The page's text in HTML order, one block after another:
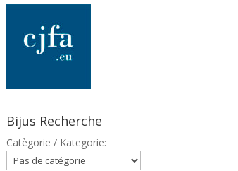
Bijus Recherche
Catègorie / Kategorie: